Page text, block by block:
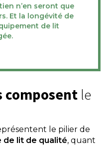
n’en seront que
Et la longévité de
de lit
composent le
le pilier de
de lit de qualité, quant